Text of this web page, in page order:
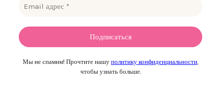
Мы не спамим! Прочтите нашу политику конфиденциальности
чтобы узнать больше.